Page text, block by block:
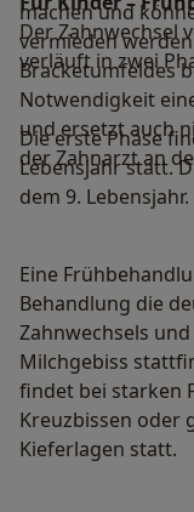
machen und
vermieden
Bracketumfeldes
Notwendigkeit
und ersetzt auch
der Zahnarzt an
Der Zahnwechsel
verläuft in zwei
Die erste Phase
Lebensjahr statt.
dem 9. Lebensjahr.
Eine
Behandlung die
Zahnwechsels
Milchgebiss
findet bei starken
Kreuzbissen oder
Kieferlagen statt.